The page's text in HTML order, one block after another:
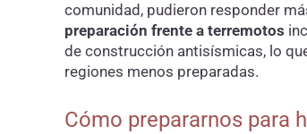
comunidad, pudieron responder
preparación frente a terremotos
de construcción antisísmicas, lo
regiones menos preparadas.
Cómo prepararnos para